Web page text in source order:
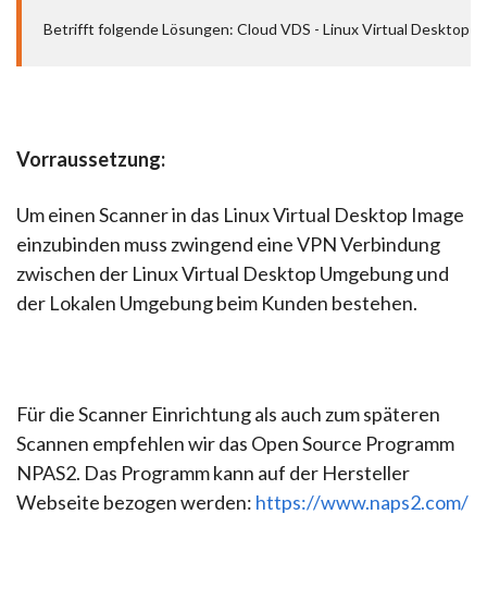
Betrifft folgende Lösungen: Cloud VDS - Linux Virtual Desktop
Vorraussetzung:
Um einen Scanner in das Linux Virtual Desktop Image
einzubinden muss zwingend eine VPN Verbindung
zwischen der Linux Virtual Desktop Umgebung und
der Lokalen Umgebung beim Kunden bestehen.
Für die Scanner Einrichtung als auch zum späteren
Scannen empfehlen wir das Open Source Programm
NPAS2. Das Programm kann auf der Hersteller
Webseite bezogen werden: https://www.naps2.com/